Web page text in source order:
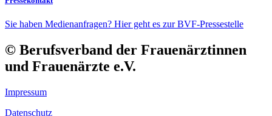
Sie haben Medienanfragen? Hier geht es zur BVF-Pressestelle
© Berufsverband der Frauenärztinnen
und Frauenärzte e.V.
Impressum
Datenschutz